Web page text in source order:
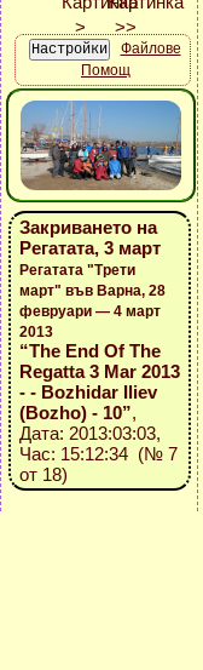
Файлове
Помощ
Закриването на
Регатата, 3 март
Регатата "Трети
март" във Варна, 28
февруари — 4 март
2013
“The End Of The
Regatta 3 Mar 2013
- - Bozhidar Iliev
(Bozho) - 10”,
Дата: 2013:03:03,
Час: 15:12:34 (№ 7
от 18)